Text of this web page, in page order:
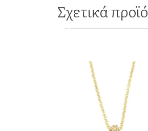
Σχετικά